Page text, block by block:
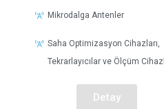
Mikrodalga Antenler
Saha Optimizasyon Cihazları,
Tekrarlayıcılar ve Ölçüm
Detay